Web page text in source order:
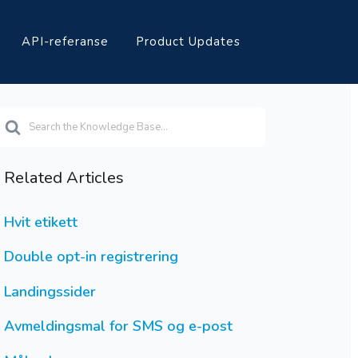
API-referanse Product Updates
Related Articles
Hvit etikett
Double opt-in registrering
Landingssider
Avmeldingsmal for SMS og e-post